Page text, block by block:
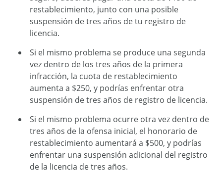
restablecimiento, junto con una posible
suspensión de tres años de tu registro de
licencia.
Si el mismo problema se produce una segunda
vez dentro de los tres años de la primera
infracción, la cuota de restablecimiento
aumenta a $250, y podrías enfrentar otra
suspensión de tres años de registro de licencia.
Si el mismo problema ocurre otra vez dentro de
tres años de la ofensa inicial, el honorario de
restablecimiento aumentará a $500, y podrías
enfrentar una suspensión adicional del registro
de la licencia de tres años.